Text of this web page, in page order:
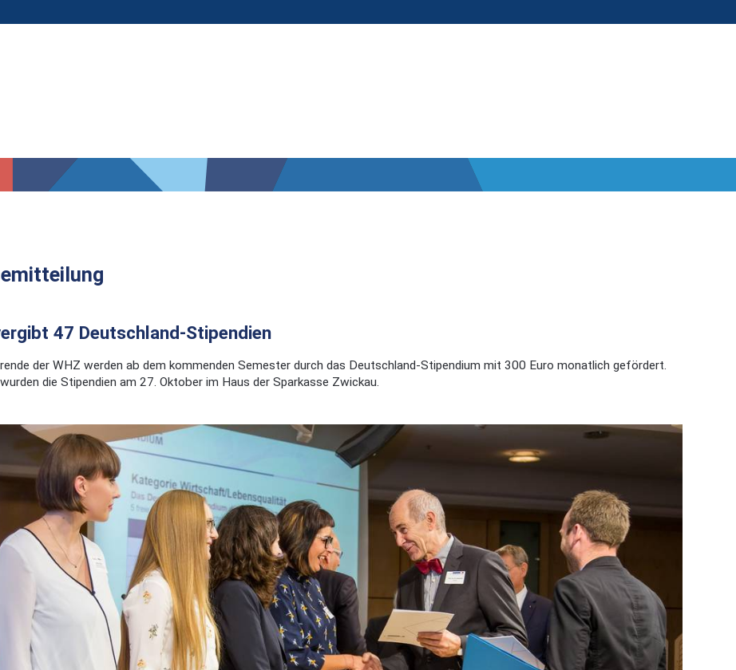
47 Deutschland-Stipendien
der WHZ werden ab dem kommenden Semester durch das Deutschland-Stipendium mit 300 Euro monatlich gefördert.
die Stipendien am 27. Oktober im Haus der Sparkasse Zwickau.